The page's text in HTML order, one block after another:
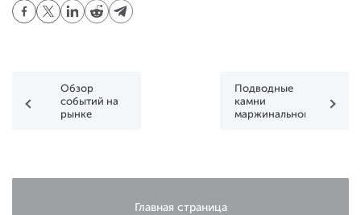
Обзор
событий на
рынке
Подводные
камни
маржинальной
Главная страница